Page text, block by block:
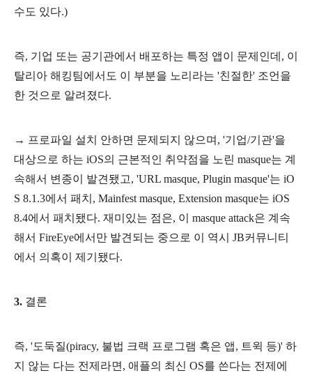
수도 있다.)
즉, 기업 또는 공기관에서 배포하는 특정 앱이 문제인데, 이
탈리아 해킹팀에서도 이 부분을 노리라는 '친절한' 조언을
한 것으로 알려졌다.
→ 프로파일 설치 안하면 문제되지 않으며, '기업/기관'을
대상으로 하는 iOS의 근본적인 취약점을 노린 masque는 계
속해서 변종이 발견됐고, 'URL masque, Plugin masque'는 iO
S 8.1.3에서 패치, Mainfest masque, Extension masque는 iOS
8.4에서 패치됐다. 재미있는 점은, 이 masque attack은 계속
해서 FireEye에서만 발견되는 중으로 이 역시 JB커뮤니티
에서 의혹이 제기됐다.
3. 결론
즉, '도둑질(piracy, 불법 크랙 프로그램 혹은 앱, 트윅 등)' 하
지 않는 다는 전제라면, 애플의 최신 OS를 쓴다는 전제에